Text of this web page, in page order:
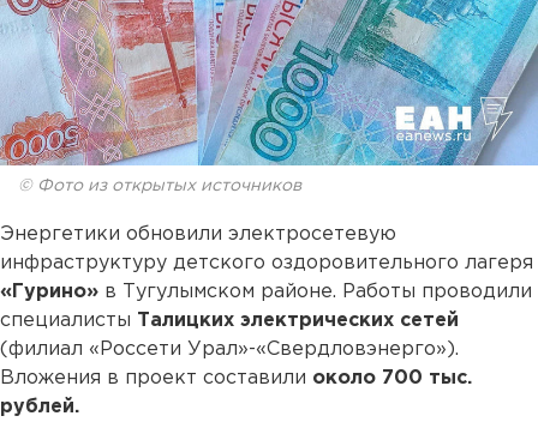
© Фото из открытых источников
Энергетики обновили электросетевую
инфраструктуру детского оздоровительного лагеря
«Гурино» в Тугулымском районе. Работы проводили
специалисты Талицких электрических сетей
(филиал «Россети Урал»-«Свердловэнерго»).
Вложения в проект составили около 700 тыс.
рублей.